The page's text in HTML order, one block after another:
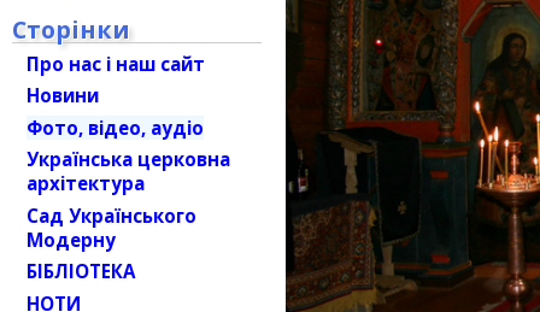
Сторінки
Про нас і наш сайт
Новини
Фото, відео, аудіо
Українська церковна
архітектура
Сад Українського
Модерну
БІБЛІОТЕКА
НОТИ